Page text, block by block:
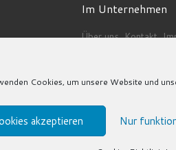
Cookies, um unsere Website und
akzeptieren Nur
Im Unternehmen
Über uns,Kontakt,
Cookie-Richtlinie-EU